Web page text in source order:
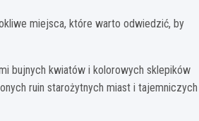
miejsca, które warto odwiedzić, by
bujnych kwiatów i kolorowych sklepików
ruin starożytnych miast i tajemniczych